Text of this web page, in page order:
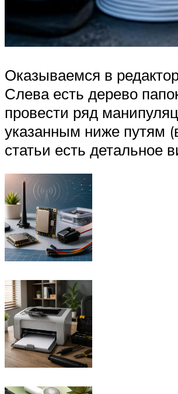
Оказываемся в
Слева есть дерево
провести ряд
указанным ниже путям
статьи есть детальное